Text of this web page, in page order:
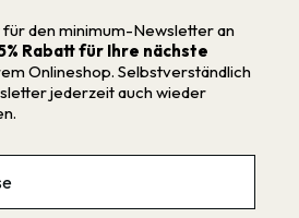
für den minimum-Newsletter an
Rabatt für Ihre nächste
Onlineshop. Selbstverständlich
jederzeit auch wieder